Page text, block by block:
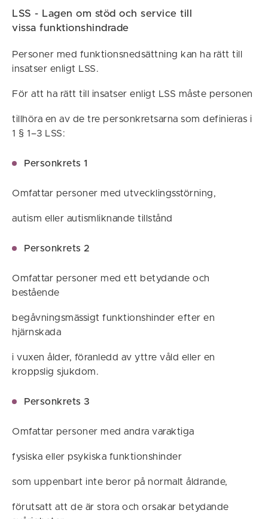
LSS - Lagen om stöd och service till
vissa funktionshindrade
Personer med funktionsnedsättning kan ha rätt till
insatser enligt LSS.
För att ha rätt till insatser enligt LSS måste personen
tillhöra en av de tre personkretsarna som definieras i
1 § 1–3 LSS:
Personkrets 1
Omfattar personer med utvecklingsstörning,
autism eller autismliknande tillstånd
Personkrets 2
Omfattar personer med ett betydande och
bestående
begåvningsmässigt funktionshinder efter en
hjärnskada
i vuxen ålder, föranledd av yttre våld eller en
kroppslig sjukdom.
Personkrets 3
Omfattar personer med andra varaktiga
fysiska eller psykiska funktionshinder
som uppenbart inte beror på normalt åldrande,
förutsatt att de är stora och orsakar betydande